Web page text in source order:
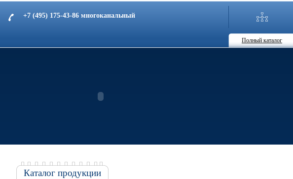
+7 (495) 175-43-86 многоканальный
Полный каталог
Каталог продукции